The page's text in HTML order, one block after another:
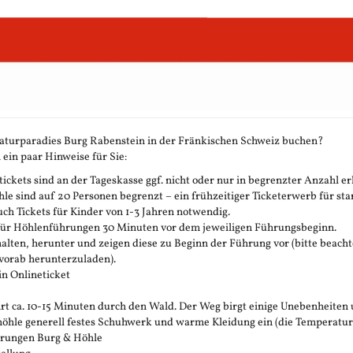
Burg Rabenstein in der Fränkischen Schweiz buchen?
paar Hinweise für Sie:
sind an der Tageskasse ggf. nicht oder nur in begrenzter Anzahl
sind auf 20 Personen begrenzt – ein frühzeitiger Ticketerwerb für
Tickets für Kinder von 1-3 Jahren notwendig.
Höhlenführungen 30 Minuten vor dem jeweiligen Führungsbeginn.
herunter und zeigen diese zu Beginn der Führung vor (bitte
herunterzuladen).
Onlineticket
ca. 10-15 Minuten durch den Wald. Der Weg birgt einige
generell festes Schuhwerk und warme Kleidung ein (die
Burg & Höhle